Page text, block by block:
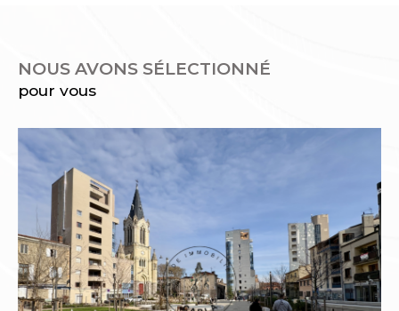
NOUS AVONS SÉLECTIONNÉ
pour vous